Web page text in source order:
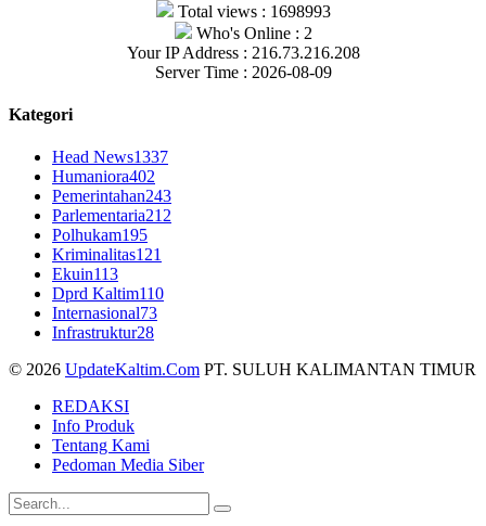
Total views : 1698993
Who's Online : 2
Your IP Address : 216.73.216.208
Server Time : 2026-08-09
Kategori
Head News1337
Humaniora402
Pemerintahan243
Parlementaria212
Polhukam195
Kriminalitas121
Ekuin113
Dprd Kaltim110
Internasional73
Infrastruktur28
© 2026 UpdateKaltim.Com PT. SULUH KALIMANTAN TIMUR
REDAKSI
Info Produk
Tentang Kami
Pedoman Media Siber